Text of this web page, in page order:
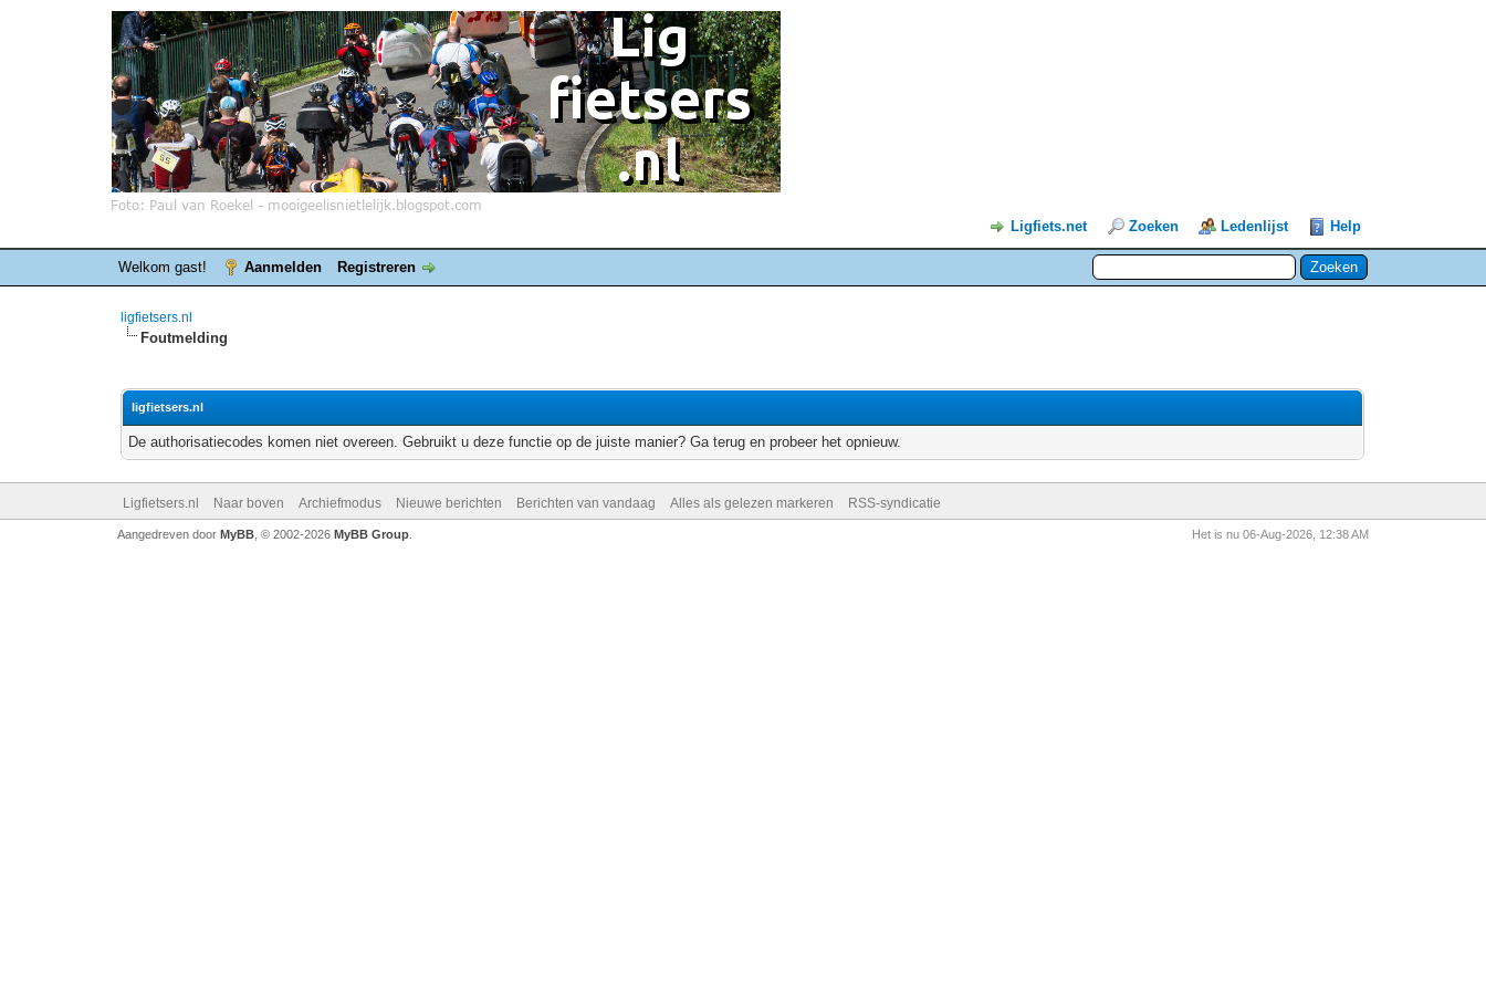
Ligfiets.net Zoeken Ledenlijst Help
Welkom gast! Aanmelden Registreren
ligfietsers.nl
Foutmelding
ligfietsers.nl
De authorisatiecodes komen niet overeen. Gebruikt u deze functie op de juiste manier? Ga terug en probeer het opnieuw.
Ligfietsers.nl Naar boven Archiefmodus Nieuwe berichten Berichten van vandaag Alles als gelezen markeren RSS-syndicatie
Het is nu 06-Aug-2026, 12:38 AM
Aangedreven door MyBB, © 2002-2026 MyBB Group.